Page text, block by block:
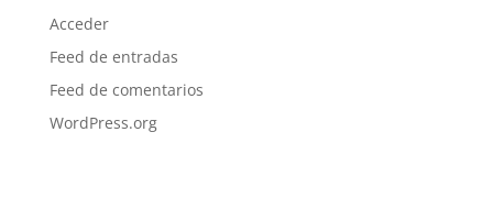
Acceder
Feed de entradas
Feed de comentarios
WordPress.org